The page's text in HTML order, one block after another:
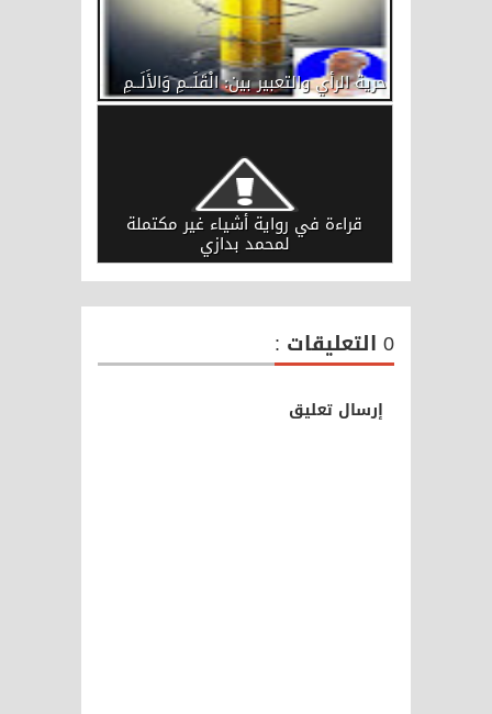
حرية الرأي والتعبير بين: الْقَلَــمِ وَالأَلَــمِ
قراءة في رواية أشياء غير مكتملة
لمحمد بدازي
0 التعليقات :
إرسال تعليق